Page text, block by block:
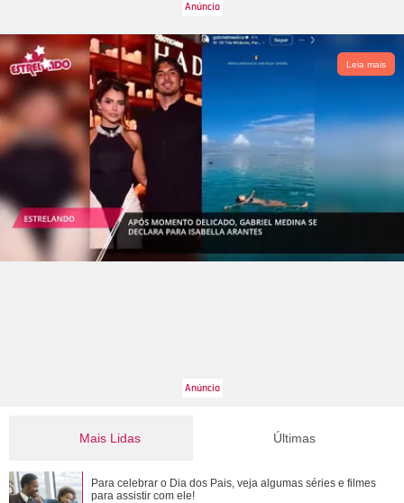
Leia mais
Mais Lidas
Bruna Marquezine, Camila Cabello, Hailey Bieber...
Relembre os amores - e affairs - de Shawn ...
Últimas
Para celebrar o Dia dos Pais, veja algumas séries e filmes
para assistir com ele!